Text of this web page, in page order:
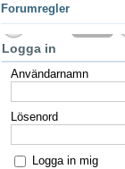
Forumregler
Logga in
Användarnamn
Lösenord
Logga in mig